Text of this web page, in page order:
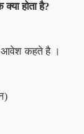
होता है?
आवेश कहते है ।